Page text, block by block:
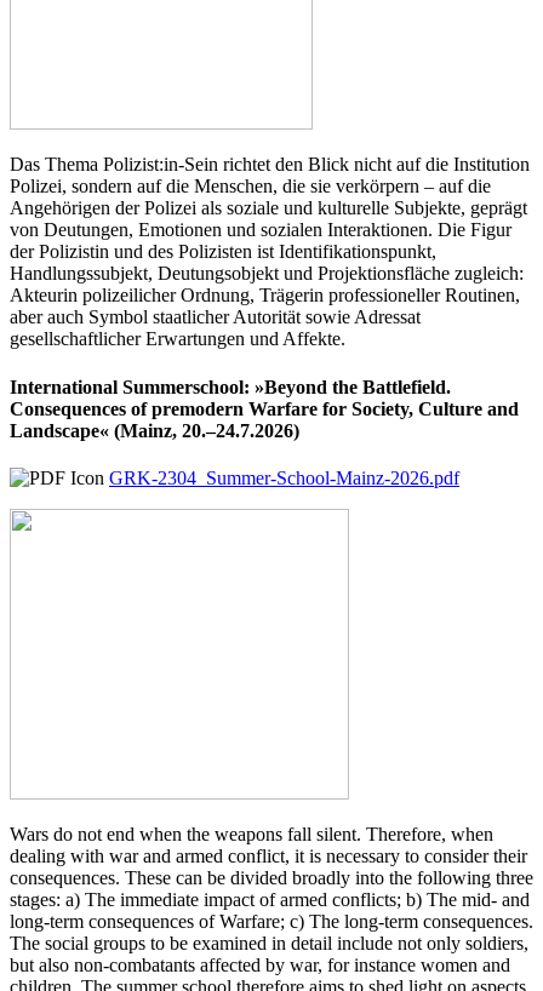
Das Thema Polizist:in-Sein richtet den Blick nicht auf die Institution
Polizei, sondern auf die Menschen, die sie verkörpern – auf die
Angehörigen der Polizei als soziale und kulturelle Subjekte, geprägt
von Deutungen, Emotionen und sozialen Interaktionen. Die Figur
der Polizistin und des Polizisten ist Identifikationspunkt,
Handlungssubjekt, Deutungsobjekt und Projektionsfläche zugleich:
Akteurin polizeilicher Ordnung, Trägerin professioneller Routinen,
aber auch Symbol staatlicher Autorität sowie Adressat
gesellschaftlicher Erwartungen und Affekte.
International Summerschool: »Beyond the Battlefield.
Consequences of premodern Warfare for Society, Culture and
Landscape« (Mainz, 20.–24.7.2026)
GRK-2304_Summer-School-Mainz-2026.pdf
Wars do not end when the weapons fall silent. Therefore, when
dealing with war and armed conflict, it is necessary to consider their
consequences. These can be divided broadly into the following three
stages: a) The immediate impact of armed conflicts; b) The mid- and
long-term consequences of Warfare; c) The long-term consequences.
The social groups to be examined in detail include not only soldiers,
but also non-combatants affected by war, for instance women and
children. The summer school therefore aims to shed light on aspects